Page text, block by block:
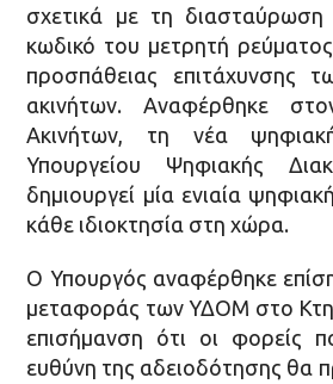
σχετικά με τη
κωδικό του μετρητή
προσπάθειας επιτάχυνσης
ακινήτων. Αναφέρθηκε
Ακινήτων, τη νέα
Υπουργείου Ψηφιακής
δημιουργεί μία ενιαία
κάθε ιδιοκτησία στη χώρα.
Ο Υπουργός αναφέρθηκε
μεταφοράς των ΥΔΟΜ στο
επισήμανση ότι οι φορείς
ευθύνη της αδειοδότησης θα